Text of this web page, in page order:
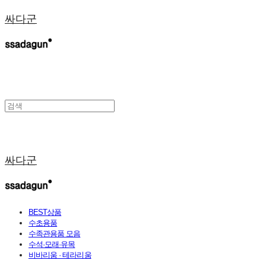
싸다군
싸다군
BEST상품
수초용품
수족관용품 모음
수석·모래·유목
비바리움 · 테라리움